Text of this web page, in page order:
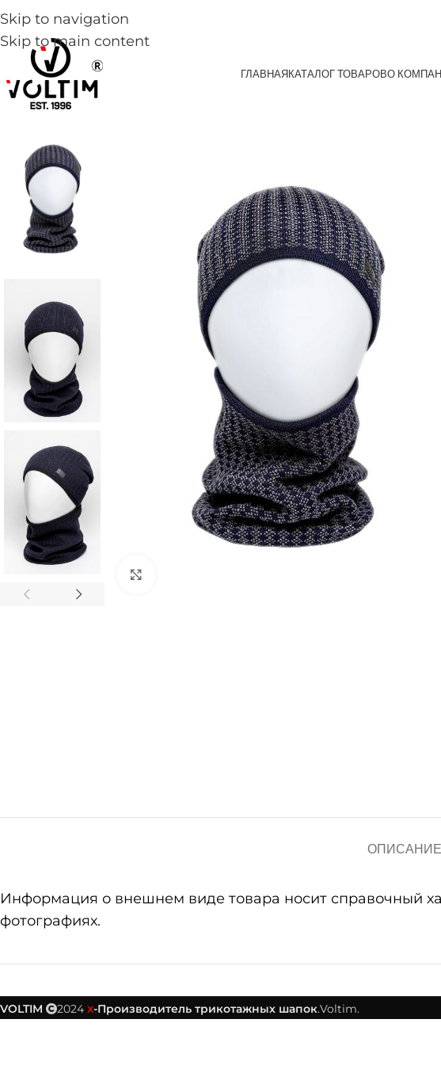
Skip to navigation
Skip to main content
ГЛАВНАЯКАТАЛОГ ТОВАРОВО
ОПИСАНИЕ
Информация о внешнем виде товара носит справочный
фотографиях.
VOLTIM 2024 X-Производитель трикотажных шапок.Voltim.